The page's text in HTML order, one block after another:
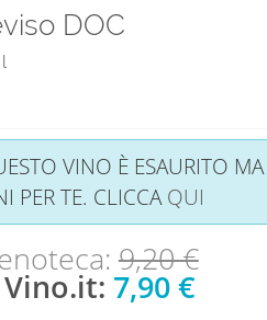
DOC
VINO È ESAURITO
PER TE. CLICCAQUI
9,20 €
7,90 €